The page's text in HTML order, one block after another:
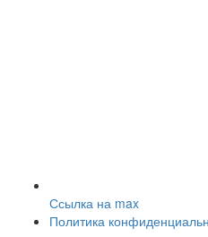
Ссылка на max
Политика